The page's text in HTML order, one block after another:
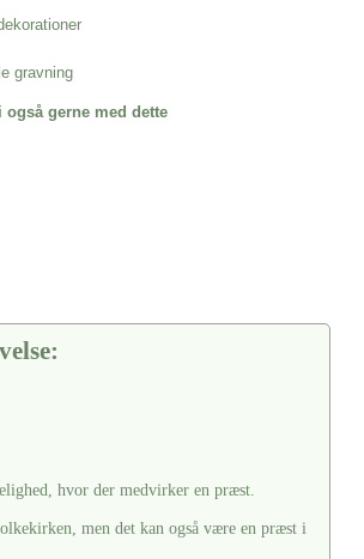
gravning
gerne med dette
hvor der medvirker en præst.
men det kan også være en præst i